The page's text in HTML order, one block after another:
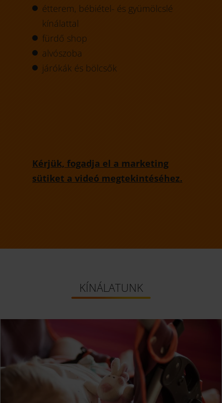
étterem, bébiétel- és gyümölcslé
kínálattal
fürdő shop
alvószoba
járókák és bölcsők
Kérjük, fogadja el a marketing
sütiket a videó megtekintéséhez.
KÍNÁLATUNK